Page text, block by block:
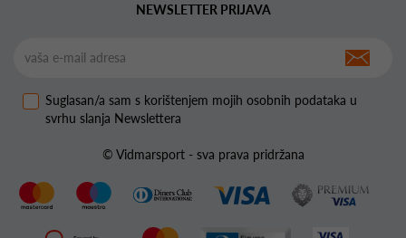
NEWSLETTER PRIJAVA
Suglasan/a sam s korištenjem mojih osobnih podataka u
svrhu slanja Newslettera
© Vidmarsport - sva prava pridržana